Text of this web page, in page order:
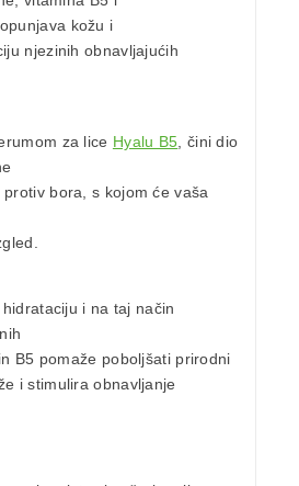
kožu i
njezinih obnavljajućih
za lice Hyalu B5, čini dio
bora, s kojom će vaša
hidrataciju i na taj način
B5 pomaže poboljšati prirodni
i stimulira obnavljanje